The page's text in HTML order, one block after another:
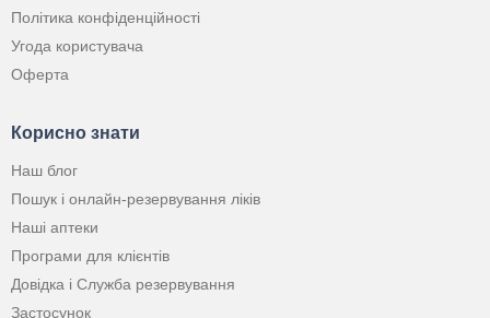
Політика конфіденційності
Угода користувача
Оферта
Корисно знати
Наш блог
Пошук і онлайн-резервування ліків
Наші аптеки
Програми для клієнтів
Довідка і Служба резервування
Застосунок